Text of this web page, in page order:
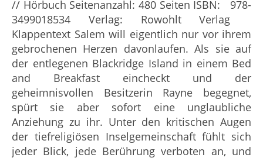
// Hörbuch Seitenanzahl: 480 Seiten ISBN: ‎ ‎‎ 978-
3499018534 Verlag: Rowohlt Verlag
Klappentext Salem will eigentlich nur vor ihrem
gebrochenen Herzen davonlaufen. Als sie auf
der entlegenen Blackridge Island in einem Bed
and Breakfast eincheckt und der
geheimnisvollen Besitzerin Rayne begegnet,
spürt sie aber sofort eine unglaubliche
Anziehung zu ihr. Unter den kritischen Augen
der tiefreligiösen Inselgemeinschaft fühlt sich
jeder Blick, jede Berührung verboten an, und